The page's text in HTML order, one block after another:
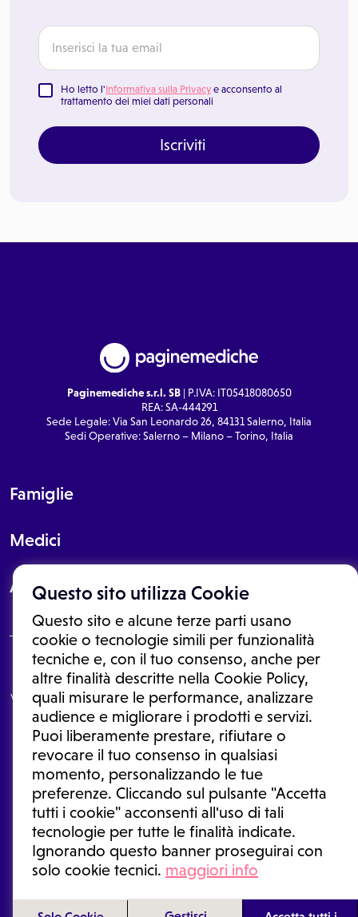
Questo sito utilizza Cookie
Questo sito e alcune terze parti usano
cookie o tecnologie simili per funzionalità
tecniche e, con il tuo consenso, anche per
altre finalità descritte nella Cookie Policy,
quali misurare le performance, analizzare
audience e migliorare i prodotti e servizi.
Puoi liberamente prestare, rifiutare o
revocare il tuo consenso in qualsiasi
momento, personalizzando le tue
preferenze. Cliccando sul pulsante "Accetta
tutti i cookie" acconsenti all'uso di tali
tecnologie per tutte le finalità indicate.
Ignorando questo banner proseguirai con
solo cookie tecnici. maggiori info
Ho letto l'Informativa sulla Privacy e acconsento al
trattamento dei miei dati personali
Iscriviti
Paginemediche s.r.l. SB| P.IVA: IT05418080650
REA: SA-444291
Sede Legale: Via San Leonardo 26, 84131 Salerno, Italia
Sedi Operative: Salerno – Milano – Torino, Italia
Famiglie
Medici
About
Le informazioni proposte in questo sito non sono un consulto medico.
In nessun caso, queste informazioni sostituiscono un consulto, una
visita o una diagnosi formulata dal medico. Non si devono considerare
le informazioni disponibili come suggerimenti per la formulazione di
una diagnosi, la determinazione di un trattamento o l'assunzione o
sospensione di un farmaco senza prima consultare un medico di
medicina generale o uno specialista.
Condizioni di utilizzo|Privacy Policy |Gestione cookie
Ⓒ 2026 | Tutti i diritti riservati.